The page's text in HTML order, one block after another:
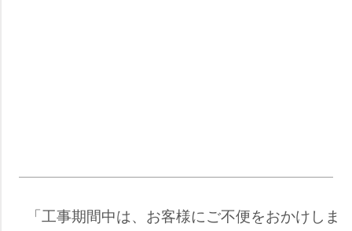
「工事期間中は、お客様にご不便をおかけしま